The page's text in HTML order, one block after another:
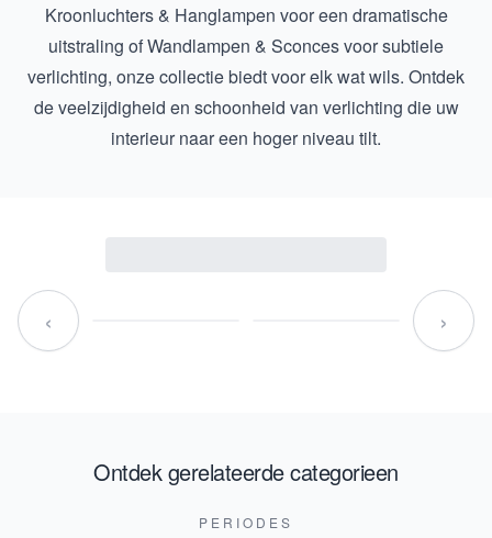
Kroonluchters & Hanglampen voor een dramatische
uitstraling ofWandlampen & Sconcesvoor subtiele
verlichting, onze collectie biedt voor elk wat wils. Ontdek
de veelzijdigheid en schoonheid van verlichting die uw
interieur naar een hoger niveau tilt.
‹ ›
Ontdek gerelateerde categorieen
PERIODES